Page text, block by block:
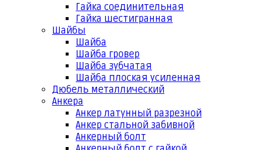
Гайка соединительная
Гайка шестигранная
Шайбы
Шайба
Шайба гровер
Шайба зубчатая
Шайба плоская усиленная
Дюбель металлический
Анкера
Анкер латунный разрезной
Анкер стальной забивной
Анкерный болт